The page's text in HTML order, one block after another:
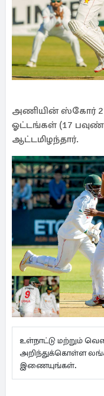
அணியின் ஸ்கோர்
ஓட்டங்கள் (17
ஆட்டமிழந்தார்.
உள்நாட்டு மற்றும்
அறிந்துக்கொள்ள
இணையுங்கள்.